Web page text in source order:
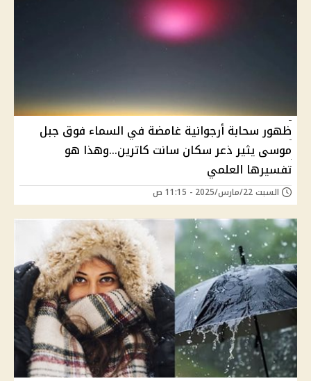
ظهور سحابة أرجوانية غامضة في السماء فوق جبل
موسى يثير ذعر سكان سانت كاترين...وهذا هو
تفسيرها العلمي
السبت 22/مارس/2025 - 11:15 ص